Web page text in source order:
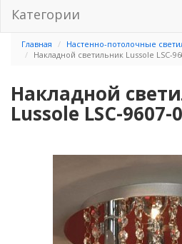
Категории
Главная
Настенно-потолочные
Накладной светильник Lussole LSC-
Накладной
Lussole LSC-9607-